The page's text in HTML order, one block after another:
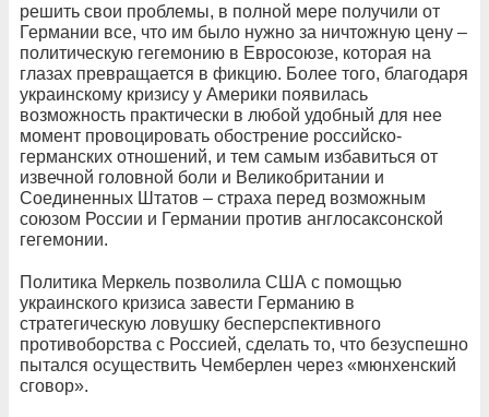
решить свои проблемы, в полной мере получили от
Германии все, что им было нужно за ничтожную цену –
политическую гегемонию в Евросоюзе, которая на
глазах превращается в фикцию. Более того, благодаря
украинскому кризису у Америки появилась
возможность практически в любой удобный для нее
момент провоцировать обострение российско-
германских отношений, и тем самым избавиться от
извечной головной боли и Великобритании и
Соединенных Штатов – страха перед возможным
союзом России и Германии против англосаксонской
гегемонии.
Политика Меркель позволила США с помощью
украинского кризиса завести Германию в
стратегическую ловушку бесперспективного
противоборства с Россией, сделать то, что безуспешно
пытался осуществить Чемберлен через «мюнхенский
сговор».